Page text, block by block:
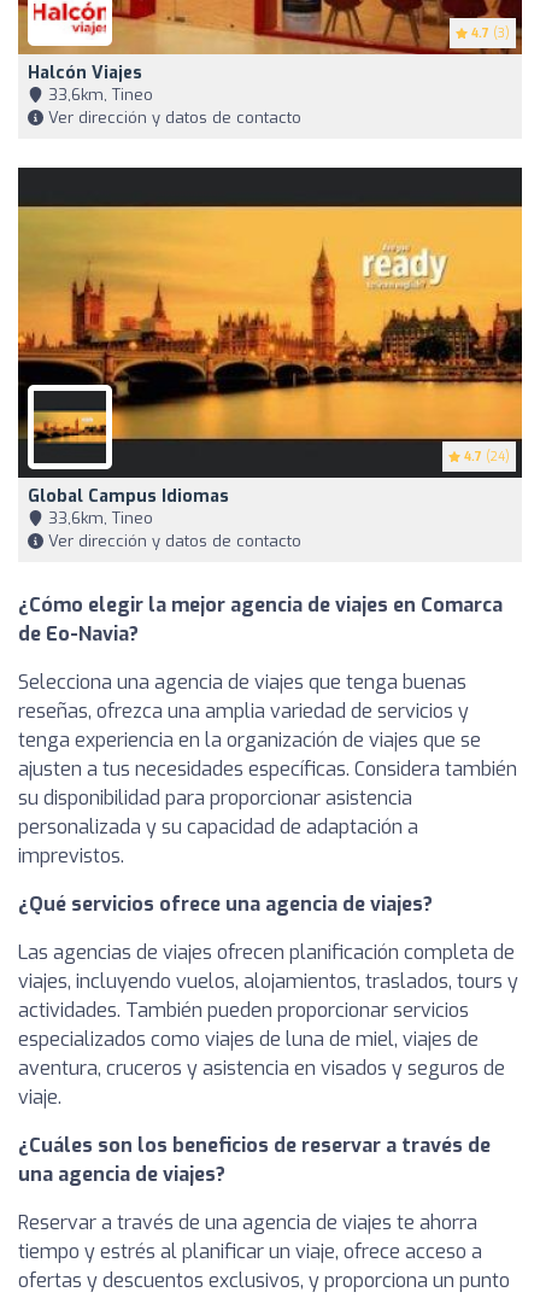
4.7 (3)
Halcón Viajes
33,6km, Tineo
Ver dirección y datos de contacto
4.7 (24)
Global Campus Idiomas
33,6km, Tineo
Ver dirección y datos de contacto
¿Cómo elegir la mejor agencia de viajes en Comarca
de Eo-Navia?
Selecciona una agencia de viajes que tenga buenas
reseñas, ofrezca una amplia variedad de servicios y
tenga experiencia en la organización de viajes que se
ajusten a tus necesidades específicas. Considera también
su disponibilidad para proporcionar asistencia
personalizada y su capacidad de adaptación a
imprevistos.
¿Qué servicios ofrece una agencia de viajes?
Las agencias de viajes ofrecen planificación completa de
viajes, incluyendo vuelos, alojamientos, traslados, tours y
actividades. También pueden proporcionar servicios
especializados como viajes de luna de miel, viajes de
aventura, cruceros y asistencia en visados y seguros de
viaje.
¿Cuáles son los beneficios de reservar a través de
una agencia de viajes?
Reservar a través de una agencia de viajes te ahorra
tiempo y estrés al planificar un viaje, ofrece acceso a
ofertas y descuentos exclusivos, y proporciona un punto